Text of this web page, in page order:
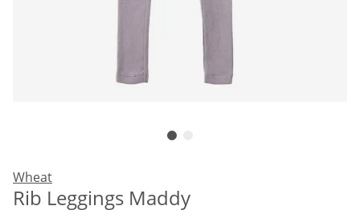
Wheat
Rib Leggings Maddy